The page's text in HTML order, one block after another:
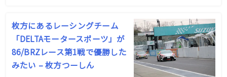
枚方にあるレーシングチーム
「DELTAモータースポーツ」が
86/BRZレース第1戦で優勝した
みたい – 枚方つーしん